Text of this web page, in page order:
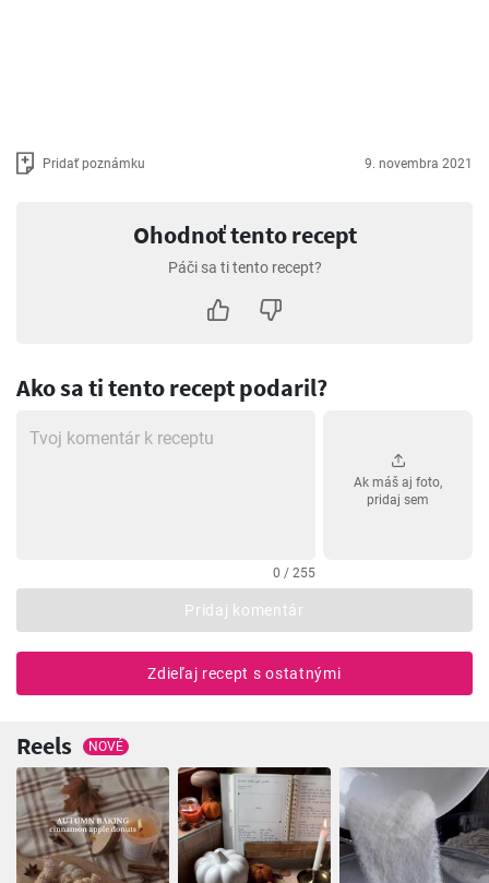
Pridať poznámku 9. novembra 2021
Ohodnoť tento recept
Páči sa ti tento recept?
Ako sa ti tento recept podaril?
0 / 255
Ak máš aj foto,
pridaj sem
Pridaj komentár
Zdieľaj recept s ostatnými
Reels NOVÉ